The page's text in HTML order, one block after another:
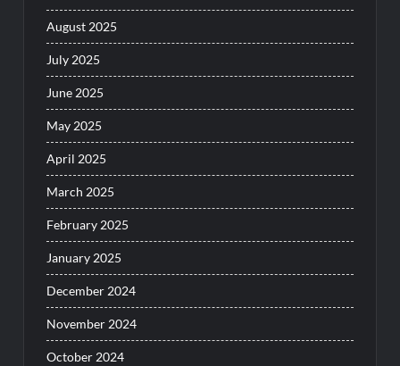
August 2025
July 2025
June 2025
May 2025
April 2025
March 2025
February 2025
January 2025
December 2024
November 2024
October 2024